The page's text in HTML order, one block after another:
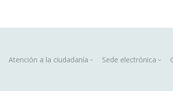
Atención a la ciudadanía Sede electrónica